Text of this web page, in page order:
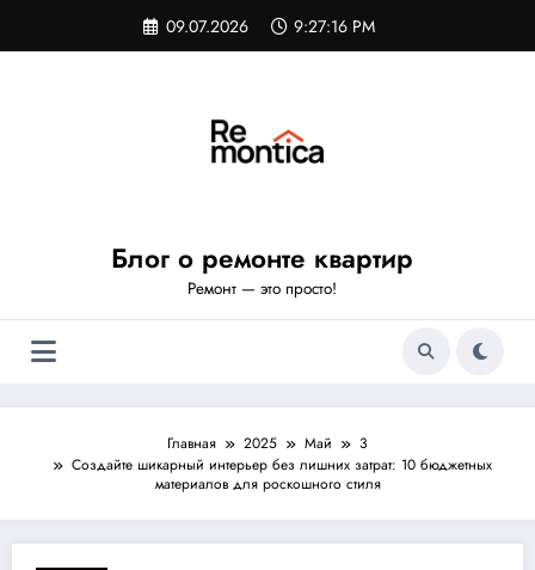
содержимому
09.07.2026 9:27:16 PM
Блог о ремонте квартир
Ремонт — это просто!
Главная 2025 Май
3
Создайте шикарный интерьер без лишних затрат: 10 бюджетных
материалов для роскошного стиля